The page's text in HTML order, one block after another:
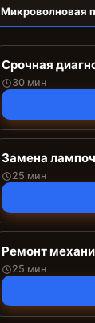
Микроволновая
Срочная
30 мин
Замена
25 мин
Ремонт
25 мин